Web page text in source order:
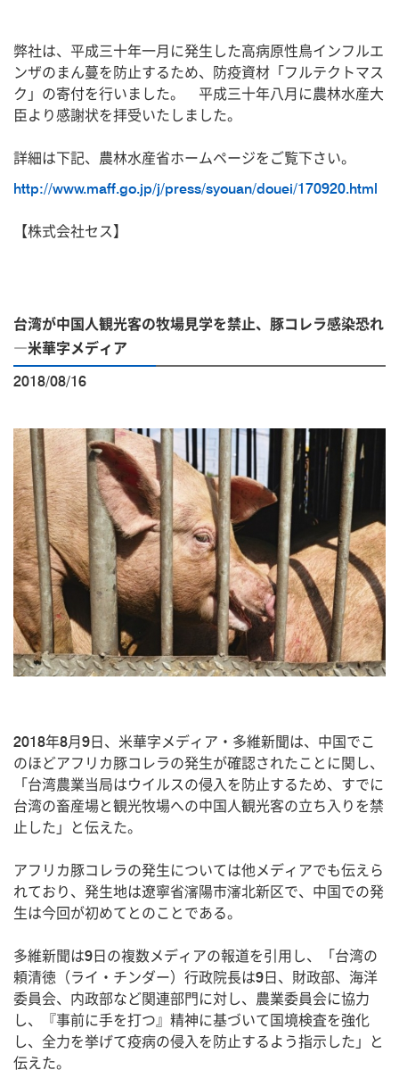
弊社は、平成三十年一月に発生した高病原性鳥インフルエ
ンザのまん蔓を防止するため、防疫資材「フルテクトマス
ク」の寄付を行いました。 平成三十年八月に農林水産大
臣より感謝状を拝受いたしました。
詳細は下記、農林水産省ホームページをご覧下さい。
http://www.maff.go.jp/j/press/syouan/douei/170920.html
【株式会社セス】
台湾が中国人観光客の牧場見学を禁止、豚コレラ感染恐れ
―米華字メディア
2018/08/16
2018年8月9日、米華字メディア・多維新聞は、中国でこ
のほどアフリカ豚コレラの発生が確認されたことに関し、
「台湾農業当局はウイルスの侵入を防止するため、すでに
台湾の畜産場と観光牧場への中国人観光客の立ち入りを禁
止した」と伝えた。
アフリカ豚コレラの発生については他メディアでも伝えら
れており、発生地は遼寧省瀋陽市瀋北新区で、中国での発
生は今回が初めてとのことである。
多維新聞は9日の複数メディアの報道を引用し、「台湾の
頼清徳（ライ・チンダー）行政院長は9日、財政部、海洋
委員会、内政部など関連部門に対し、農業委員会に協力
し、『事前に手を打つ』精神に基づいて国境検査を強化
し、全力を挙げて疫病の侵入を防止するよう指示した」と
伝えた。